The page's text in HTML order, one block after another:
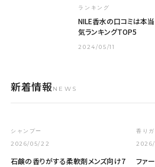
ランキング
NILE香水の口コミは本
気ランキングTOP5
2024/05/11
新着情報NEWS
シャンプー
2026/05/22
石鹸の香りがする柔軟剤メンズ向け7
香りガ
ファ